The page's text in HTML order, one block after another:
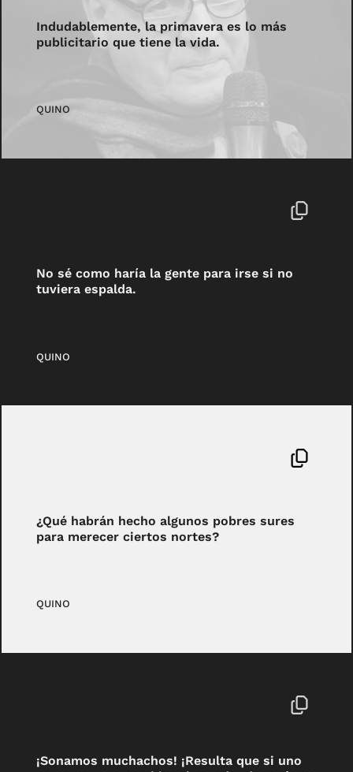
Indudablemente, la primavera es lo más
publicitario que tiene la vida.
QUINO
No sé como haría la gente para irse si no
tuviera espalda.
QUINO
¿Qué habrán hecho algunos pobres sures
para merecer ciertos nortes?
QUINO
¡Sonamos muchachos! ¡Resulta que si uno